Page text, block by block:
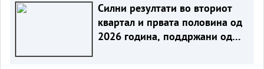
Силни резултати во вториот
квартал и првата половина од
2026 година, поддржани од